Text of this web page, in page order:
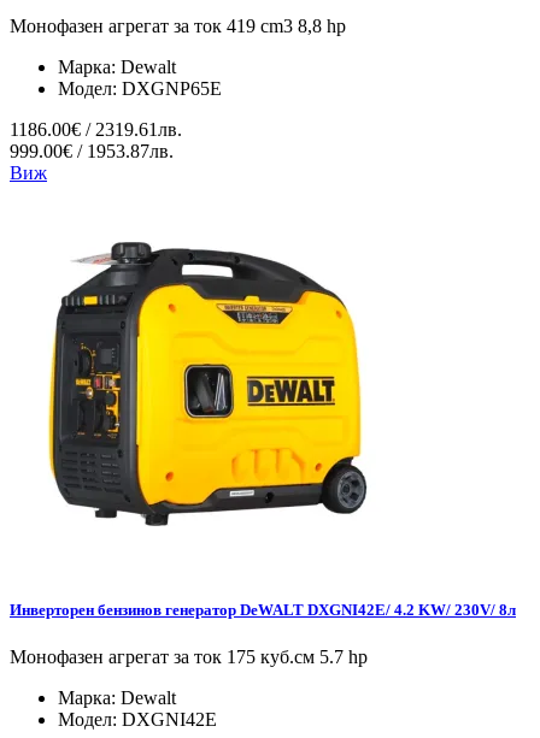
Монофазен агрегат за ток 419 cm3 8,8 hp
Марка: Dewalt
Модел: DXGNP65E
1186.00€ / 2319.61лв.
999.00€ / 1953.87лв.
Виж
Инверторен бензинов генератор DeWALT DXGNI42E/ 4.2 KW/ 230V/ 8л
Монофазен агрегат за ток 175 куб.см 5.7 hp
Марка: Dewalt
Модел: DXGNI42E